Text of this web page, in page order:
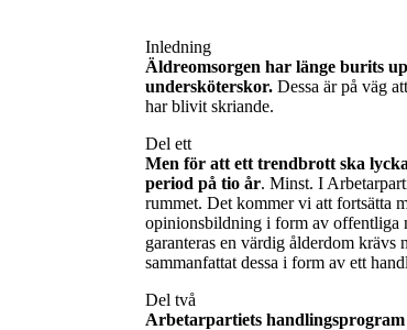
Inledning
Äldreomsorgen har länge burits
undersköterskor. Dessa är på väg
har blivit skriande.
Del ett
Men för att ett trendbrott ska
period på tio år. Minst. I
rummet. Det kommer vi att fortsätta
opinionsbildning i form av offentliga
garanteras en värdig ålderdom
sammanfattat dessa i form av ett
Del två
Arbetarpartiets handlingsprogram